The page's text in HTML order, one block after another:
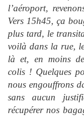
l’aéroport,
Vers 15h45, ça
plus tard, le
voilà dans la rue,
là et, en moins
colis ! Quelques
nous engouffrons
sans aucun
récupérer nos